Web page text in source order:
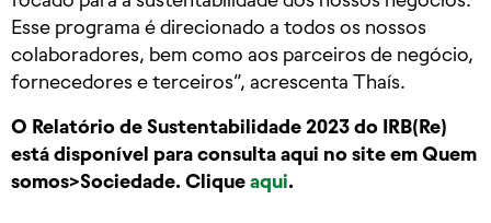
Esse programa é direcionado a todos os nossos
colaboradores, bem como aos parceiros de negócio,
fornecedores e terceiros”, acrescenta Thaís.
O Relatório de Sustentabilidade 2023 do IRB(Re)
está disponível para consulta aqui no site em Quem
somos>Sociedade. Cliqueaqui.